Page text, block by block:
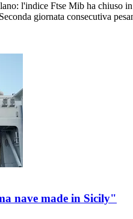
l'indice Ftse Mib ha
giornata consecutiva
nave made in Sicily"